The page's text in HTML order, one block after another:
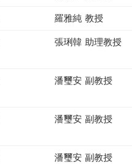
羅雅純 教授
張琍韓 助理教授
潘璽安 副教授
潘璽安 副教授
潘璽安 副教授